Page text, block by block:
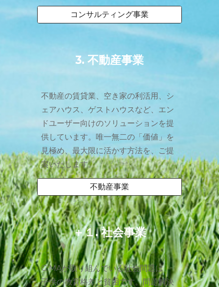
コンサルティング事業
3. 不動産事業
不動産の賃貸業、空き家の利活用、シ
ェアハウス、ゲストハウスなど、エン
ドユーザー向けのソリューションを提
供しています。唯一無二の「価値」を
見極め、最大限に活かす方法を、ご提
案いたします。
不動産事業
＋１.社会事業
G'MAが取り組んでいる社会問題は、
子供の教育格差と貧困です。問題解決